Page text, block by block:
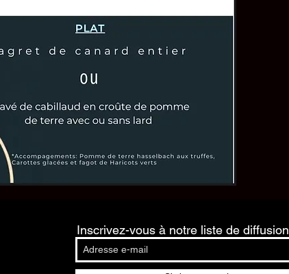
Inscrivez-vous à notre liste de diffusion